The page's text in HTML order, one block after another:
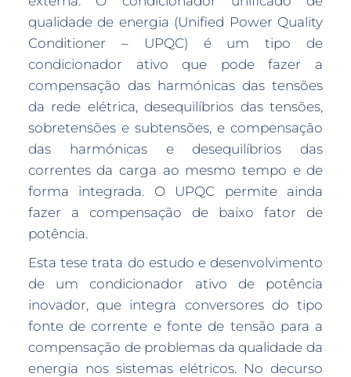
qualidade de energia (Unified Power Quality
Conditioner – UPQC) é um tipo de
condicionador ativo que pode fazer a
compensação das harmónicas das tensões
da rede elétrica, desequilíbrios das tensões,
sobretensões e subtensões, e compensação
das harmónicas e desequilíbrios das
correntes da carga ao mesmo tempo e de
forma integrada. O UPQC permite ainda
fazer a compensação de baixo fator de
potência.
Esta tese trata do estudo e desenvolvimento
de um condicionador ativo de potência
inovador, que integra conversores do tipo
fonte de corrente e fonte de tensão para a
compensação de problemas da qualidade da
energia nos sistemas elétricos. No decurso